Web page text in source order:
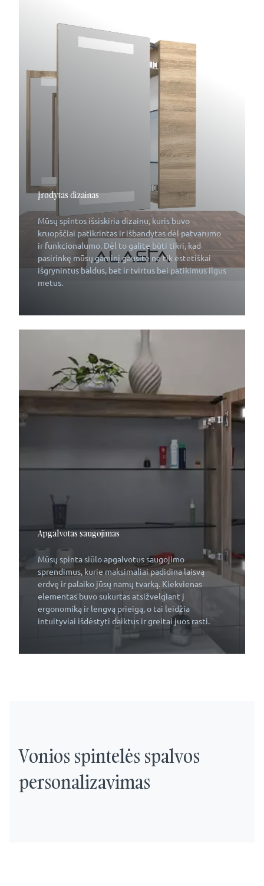
Įrodytas dizainas
Mūsų spintos išsiskiria dizainu, kuris buvo
kruopščiai patikrintas ir išbandytas dėl patvarumo
ir funkcionalumo. Dėl to galite būti tikri, kad
pasirinkę mūsų gaminį gausite ne tik estetiškai
išgrynintus baldus, bet ir tvirtus bei patikimus ilgus
metus.
Apgalvotas saugojimas
Mūsų spinta siūlo apgalvotus saugojimo
sprendimus, kurie maksimaliai padidina laisvą
erdvę ir palaiko jūsų namų tvarką. Kiekvienas
elementas buvo sukurtas atsižvelgiant į
ergonomiką ir lengvą prieigą, o tai leidžia
intuityviai išdėstyti daiktus ir greitai juos rasti.
Vonios spintelės spalvos
personalizavimas